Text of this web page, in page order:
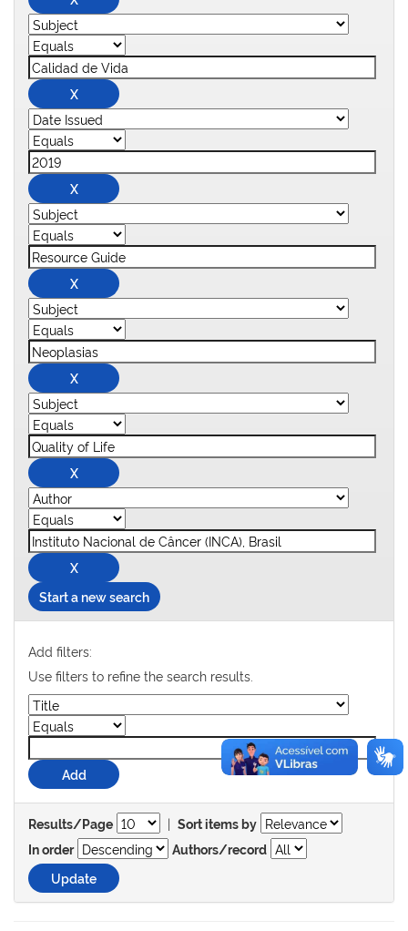
Start a new search
Add filters:
Use filters to refine the search results.
Results/Page | Sort items by
In order
Authors/record